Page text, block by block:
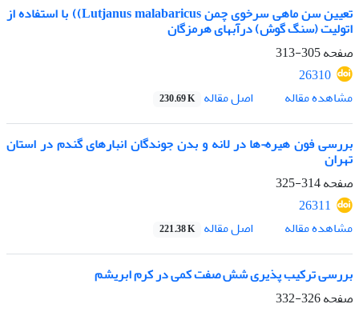
تعیین سن ماهی سرخوی چمن Lutjanus malabaricus)) با استفاده از
اتولیت (سنگ گوش) درآبهای هرمزگان
صفحه305-313
26310
مشاهده مقاله
اصل مقاله 230.69 K
بررسی فون هیره¬ها در لانه و بدن جوندگان انبارهای گندم در استان
تهران
صفحه314-325
26311
مشاهده مقاله
اصل مقاله 221.38 K
بررسی ترکیب پذیری شش صفت کمی در کرم ابریشم
صفحه326-332